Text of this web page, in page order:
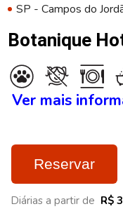
SP - Campos do
Botanique
Ver mais
Reservar
Diárias a partir de R$